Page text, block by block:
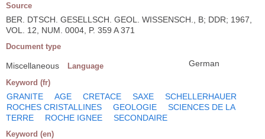
Source
BER. DTSCH. GESELLSCH. GEOL. WISSENSCH., B; DDR; 1967,
VOL. 12, NUM. 0004, P. 359 A 371
Document type
Miscellaneous Language German
Keyword (fr)
GRANITE AGE CRETACE SAXE
SCHELLERHAUER
ROCHES CRISTALLINES
GEOLOGIE
SCIENCES DE LA
TERRE
ROCHE IGNEE SECONDAIRE
Keyword (en)